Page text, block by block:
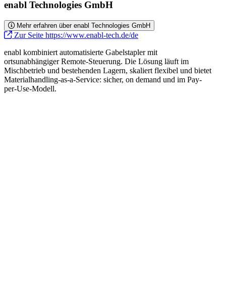
enabl Technologies GmbH
Mehr erfahren über enabl Technologies GmbH
Zur Seite https://www.enabl-tech.de/de
enabl kombiniert automatisierte Gabelstapler mit
ortsunabhängiger Remote-Steuerung. Die Lösung läuft im
Mischbetrieb und bestehenden Lagern, skaliert flexibel und bietet
Materialhandling-as-a-Service: sicher, on demand und im Pay-
per-Use-Modell.